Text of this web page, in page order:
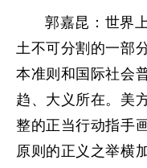
郭嘉昆：世界
土不可分割的一部
本准则和国际社会
趋、大义所在。美
整的正当行动指手
原则的正义之举横